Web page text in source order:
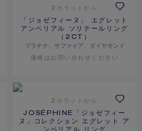
2カラットから
「ジョゼフィーヌ」 エグレット
アンペリアル ソリテールリング
（2CT）
プラチナ、サファイア、ダイヤモンド
価格は​お問い合わせください
2カラットから
JOSÉPHINE「ジョゼフィー
ヌ」コレクション エグレット ア